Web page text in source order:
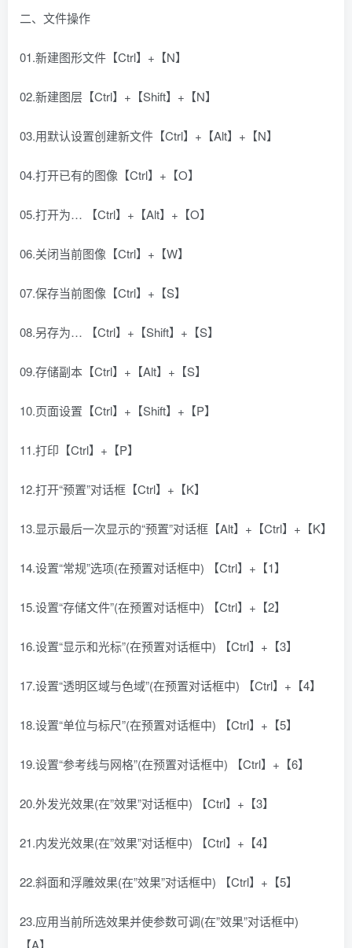
二、文件操作
01.新建图形文件【Ctrl】+【N】
02.新建图层【Ctrl】+【Shift】+【N】
03.用默认设置创建新文件【Ctrl】+【Alt】+【N】
04.打开已有的图像【Ctrl】+【O】
05.打开为… 【Ctrl】+【Alt】+【O】
06.关闭当前图像【Ctrl】+【W】
07.保存当前图像【Ctrl】+【S】
08.另存为… 【Ctrl】+【Shift】+【S】
09.存储副本【Ctrl】+【Alt】+【S】
10.页面设置【Ctrl】+【Shift】+【P】
11.打印【Ctrl】+【P】
12.打开“预置”对话框【Ctrl】+【K】
13.显示最后一次显示的“预置”对话框【Alt】+【Ctrl】+【K】
14.设置“常规”选项(在预置对话框中) 【Ctrl】+【1】
15.设置“存储文件”(在预置对话框中) 【Ctrl】+【2】
16.设置“显示和光标”(在预置对话框中) 【Ctrl】+【3】
17.设置“透明区域与色域”(在预置对话框中) 【Ctrl】+【4】
18.设置“单位与标尺”(在预置对话框中) 【Ctrl】+【5】
19.设置“参考线与网格”(在预置对话框中) 【Ctrl】+【6】
20.外发光效果(在”效果”对话框中) 【Ctrl】+【3】
21.内发光效果(在”效果”对话框中) 【Ctrl】+【4】
22.斜面和浮雕效果(在”效果”对话框中) 【Ctrl】+【5】
23.应用当前所选效果并使参数可调(在”效果”对话框中)
【A】